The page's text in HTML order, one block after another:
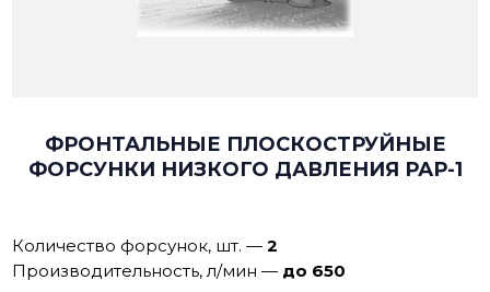
ФРОНТАЛЬНЫЕ ПЛОСКОСТРУЙНЫЕ
ФОРСУНКИ НИЗКОГО ДАВЛЕНИЯ РАР-1
Количество форсунок, шт. —2
Производительнoсть, л/мин— до 650